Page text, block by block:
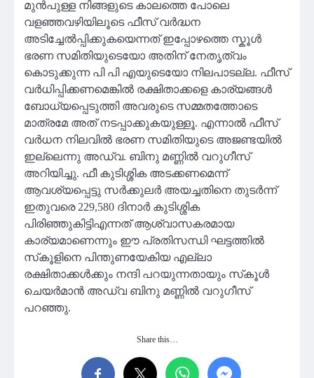
മുൻപുള്ള നിങ്ങളുടെ കാലത്തെ പോലെ
വളഞ്ഞവഴിയിലൂടെ ഫീസ് വർദ്ധന
അടിച്ചേൽപ്പിക്കുകയെന്നത് ഇപ്പോഴത്തെ സ്കൂൾ
ഭരണ സമിതിയുടെയോ അതിന് നേതൃത്വം
കൊടുക്കുന്ന പി പി എയുടെയോ നിലപാടല്ല. ഫീസ്
വർധിപ്പിക്കണമെങ്കിൽ രക്ഷിതാക്കളെ കാര്യങ്ങൾ
ബോധ്യപ്പെടുത്തി അവരുടെ സമ്മതത്തോടെ
മാത്രമേ അത് നടപ്പാക്കുകയുള്ളൂ. എന്നാൽ ഫീസ്
വർധന നിലവിൽ ഭരണ സമിതിയുടെ അജണ്ടയിൽ
ഇല്ലെന്നു അഡ്വ. ബിനു മണ്ണിൽ വറുഗീസ്
അറിയിച്ചു. ഫീ കുടിശ്ശിക അടക്കണമെന്ന്
ആവശ്യപ്പെട്ടു സർക്കുലർ അയച്ചതിനെ തുടർന്ന്
ഇതുവരെ 229,580 ദിനാർ കുടിശ്ശിക
പിരിഞ്ഞുകിട്ടിഎന്നത് ആശ്വാസകരമായ
കാര്യമാണെന്നും ഈ പ്രതിസന്ധി ഘട്ടത്തിൽ
സ്‌കൂളിനെ പിന്തുണയേകിയ എല്ലാ
രക്ഷിതാക്കൾക്കും നന്ദി പറയുന്നതായും സ്‌കൂൾ
ചെയർമാൻ അഡ്വ ബിനു മണ്ണിൽ വറുഗീസ്
പറഞ്ഞു.
Share this…